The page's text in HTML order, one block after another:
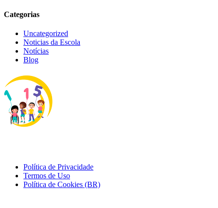
Categorias
Uncategorized
Noticias da Escola
Notícias
Blog
Política de Privacidade
Termos de Uso
Política de Cookies (BR)